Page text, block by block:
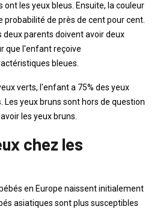
les yeux bleus. Ensuite, la couleur
probabilité de près de cent pour cent.
deux parents doivent avoir deux
que l'enfant reçoive
bleues.
verts, l'enfant a 75% des yeux
Les yeux bruns sont hors de question
les yeux bruns.
chez les
en Europe naissent initialement
asiatiques sont plus susceptibles